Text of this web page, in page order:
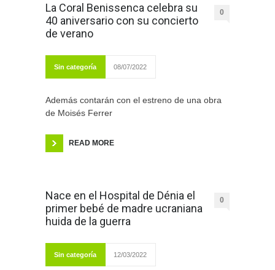
La Coral Benissenca celebra su
40 aniversario con su concierto
de verano
0
Sin categoría 08/07/2022
Además contarán con el estreno de una obra
de Moisés Ferrer
READ MORE
Nace en el Hospital de Dénia el
primer bebé de madre ucraniana
huida de la guerra
0
Sin categoría 12/03/2022